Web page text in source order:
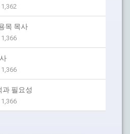
1,362
목 목사
1,366
1,366
필요성
1,366